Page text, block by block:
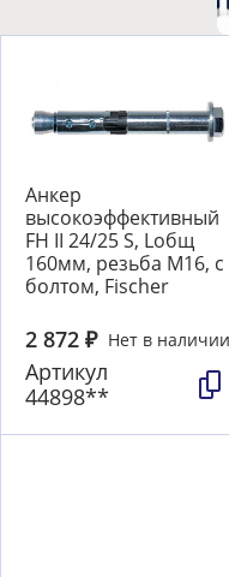
Анкер
высокоэффективный
FH II 24/25 S, Lобщ
160мм, резьба М16, с
болтом, Fischer
2 872₽ Нет в наличии
Артикул
44898**